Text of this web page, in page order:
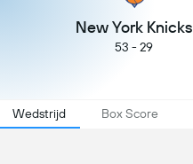
New York Knicks
53 - 29
Wedstrijd Box Score